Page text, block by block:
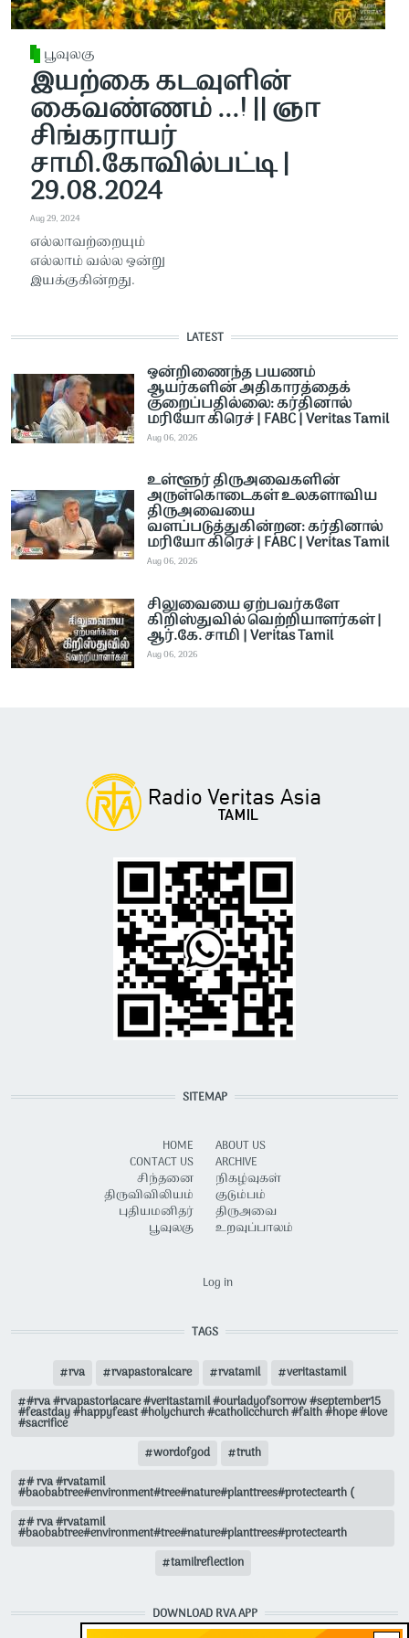
பூவுலகு
இயற்கை கடவுளின்
கைவண்ணம் ...! || ஞா
சிங்கராயர்
சாமி.கோவில்பட்டி |
29.08.2024
Aug 29, 2024
எல்லாவற்றையும்
எல்லாம் வல்ல ஒன்று
இயக்குகின்றது.
LATEST
ஒன்றிணைந்த பயணம்
ஆயர்களின் அதிகாரத்தைக்
குறைப்பதில்லை: கர்தினால்
மரியோ கிரெச் | FABC | Veritas Tamil
Aug 06, 2026
உள்ளூர் திருஅவைகளின்
அருள்கொடைகள் உலகளாவிய
திருஅவையை
வளப்படுத்துகின்றன: கர்தினால்
மரியோ கிரெச் | FABC | Veritas Tamil
Aug 06, 2026
சிலுவையை ஏற்பவர்களே
கிறிஸ்துவில் வெற்றியாளர்கள் |
ஆர்.கே. சாமி | Veritas Tamil
Aug 06, 2026
SITEMAP
HOME
CONTACT US
சிந்தனை
திருவிவிலியம்
புதியமனிதர்
பூவுலகு
ABOUT US
ARCHIVE
நிகழ்வுகள்
குடும்பம்
திருஅவை
உறவுப்பாலம்
Log in
TAGS
rva rvapastoralcare rvatamil
veritastamil
#rva #rvapastorlacare #veritastamil #ourladyofsorrow #september15
#feastday #happyfeast #holychurch #catholicchurch #faith #hope #love
#sacrifice
wordofgod
truth
# rva #rvatamil
#baobabtree#environment#tree#nature#planttrees#protectearth (
# rva #rvatamil
#baobabtree#environment#tree#nature#planttrees#protectearth
tamilreflection
DOWNLOAD RVA APP